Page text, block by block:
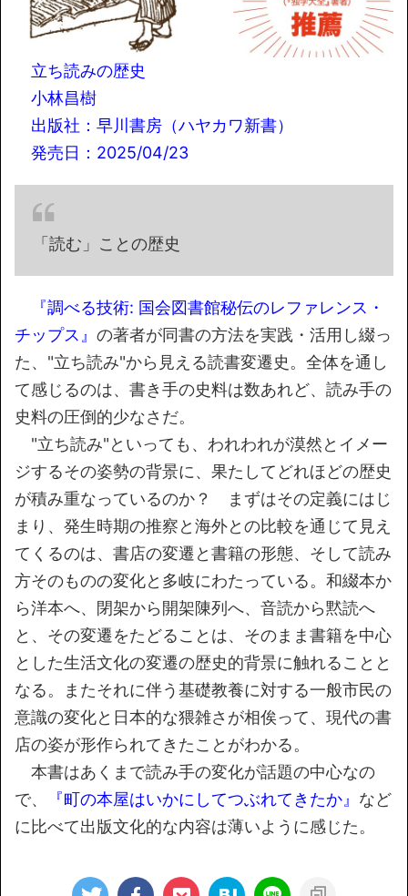
立ち読みの歴史
小林昌樹
出版社：早川書房（ハヤカワ新書）
発売日：2025/04/23
「読む」ことの歴史
『調べる技術: 国会図書館秘伝のレファレンス・
チップス』 の著者が同書の方法を実践・活用し綴っ
た、"立ち読み"から見える読書変遷史。全体を通し
て感じるのは、書き手の史料は数あれど、読み手の
史料の圧倒的少なさだ。
"立ち読み"といっても、われわれが漠然とイメー
ジするその姿勢の背景に、果たしてどれほどの歴史
が積み重なっているのか？ まずはその定義にはじ
まり、発生時期の推察と海外との比較を通じて見え
てくるのは、書店の変遷と書籍の形態、そして読み
方そのものの変化と多岐にわたっている。和綴本か
ら洋本へ、閉架から開架陳列へ、音読から黙読へ
と、その変遷をたどることは、そのまま書籍を中心
とした生活文化の変遷の歴史的背景に触れることと
なる。またそれに伴う基礎教養に対する一般市民の
意識の変化と日本的な猥雑さが相俟って、現代の書
店の姿が形作られてきたことがわかる。
本書はあくまで読み手の変化が話題の中心なの
で、
『町の本屋はいかにしてつぶれてきたか』 など
に比べて出版文化的な内容は薄いように感じた。